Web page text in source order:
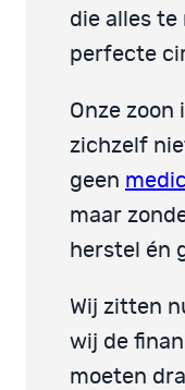
die alles te
perfecte
Onze zoon
zichzelf
geen
maar
herstel én
Wij zitten
wij de
moeten